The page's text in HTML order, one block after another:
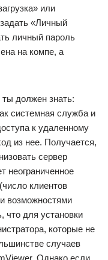
или
«Личный
личный пароль
на компе, а
должен знать:
системная служба и
к удаленному
из нее. Получается,
сервер
неограниченное
клиентов
возможностями
что для установки
которые не
случаев